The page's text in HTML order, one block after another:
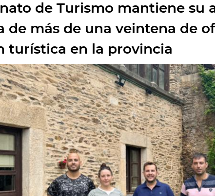
de Turismo mantiene su
de más de una veintena de
turística en la provincia